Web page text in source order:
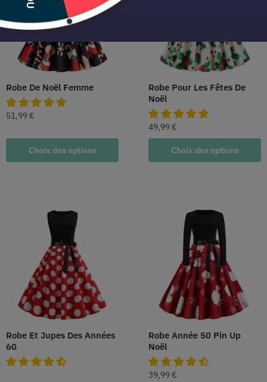
Robe De Noël Femme
51,99 €
Choix des options
Robe Pour Les Fêtes De
Noël
49,99 €
Choix des options
Robe Et Jupes Des Années
60
Robe Année 50 Pin Up
Noël
39,99 €